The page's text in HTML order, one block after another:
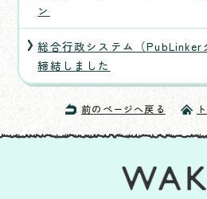
ン
総合行政システム（PubLinker
締結しました
前のページへ戻る